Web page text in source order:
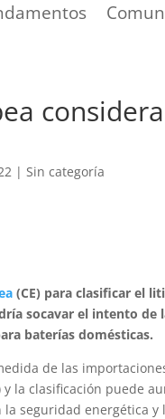
|Sin categoría
(CE) para clasificar el
socavar el intento de
baterías domésticas.
de las
y la clasificación puede
seguridad energética y